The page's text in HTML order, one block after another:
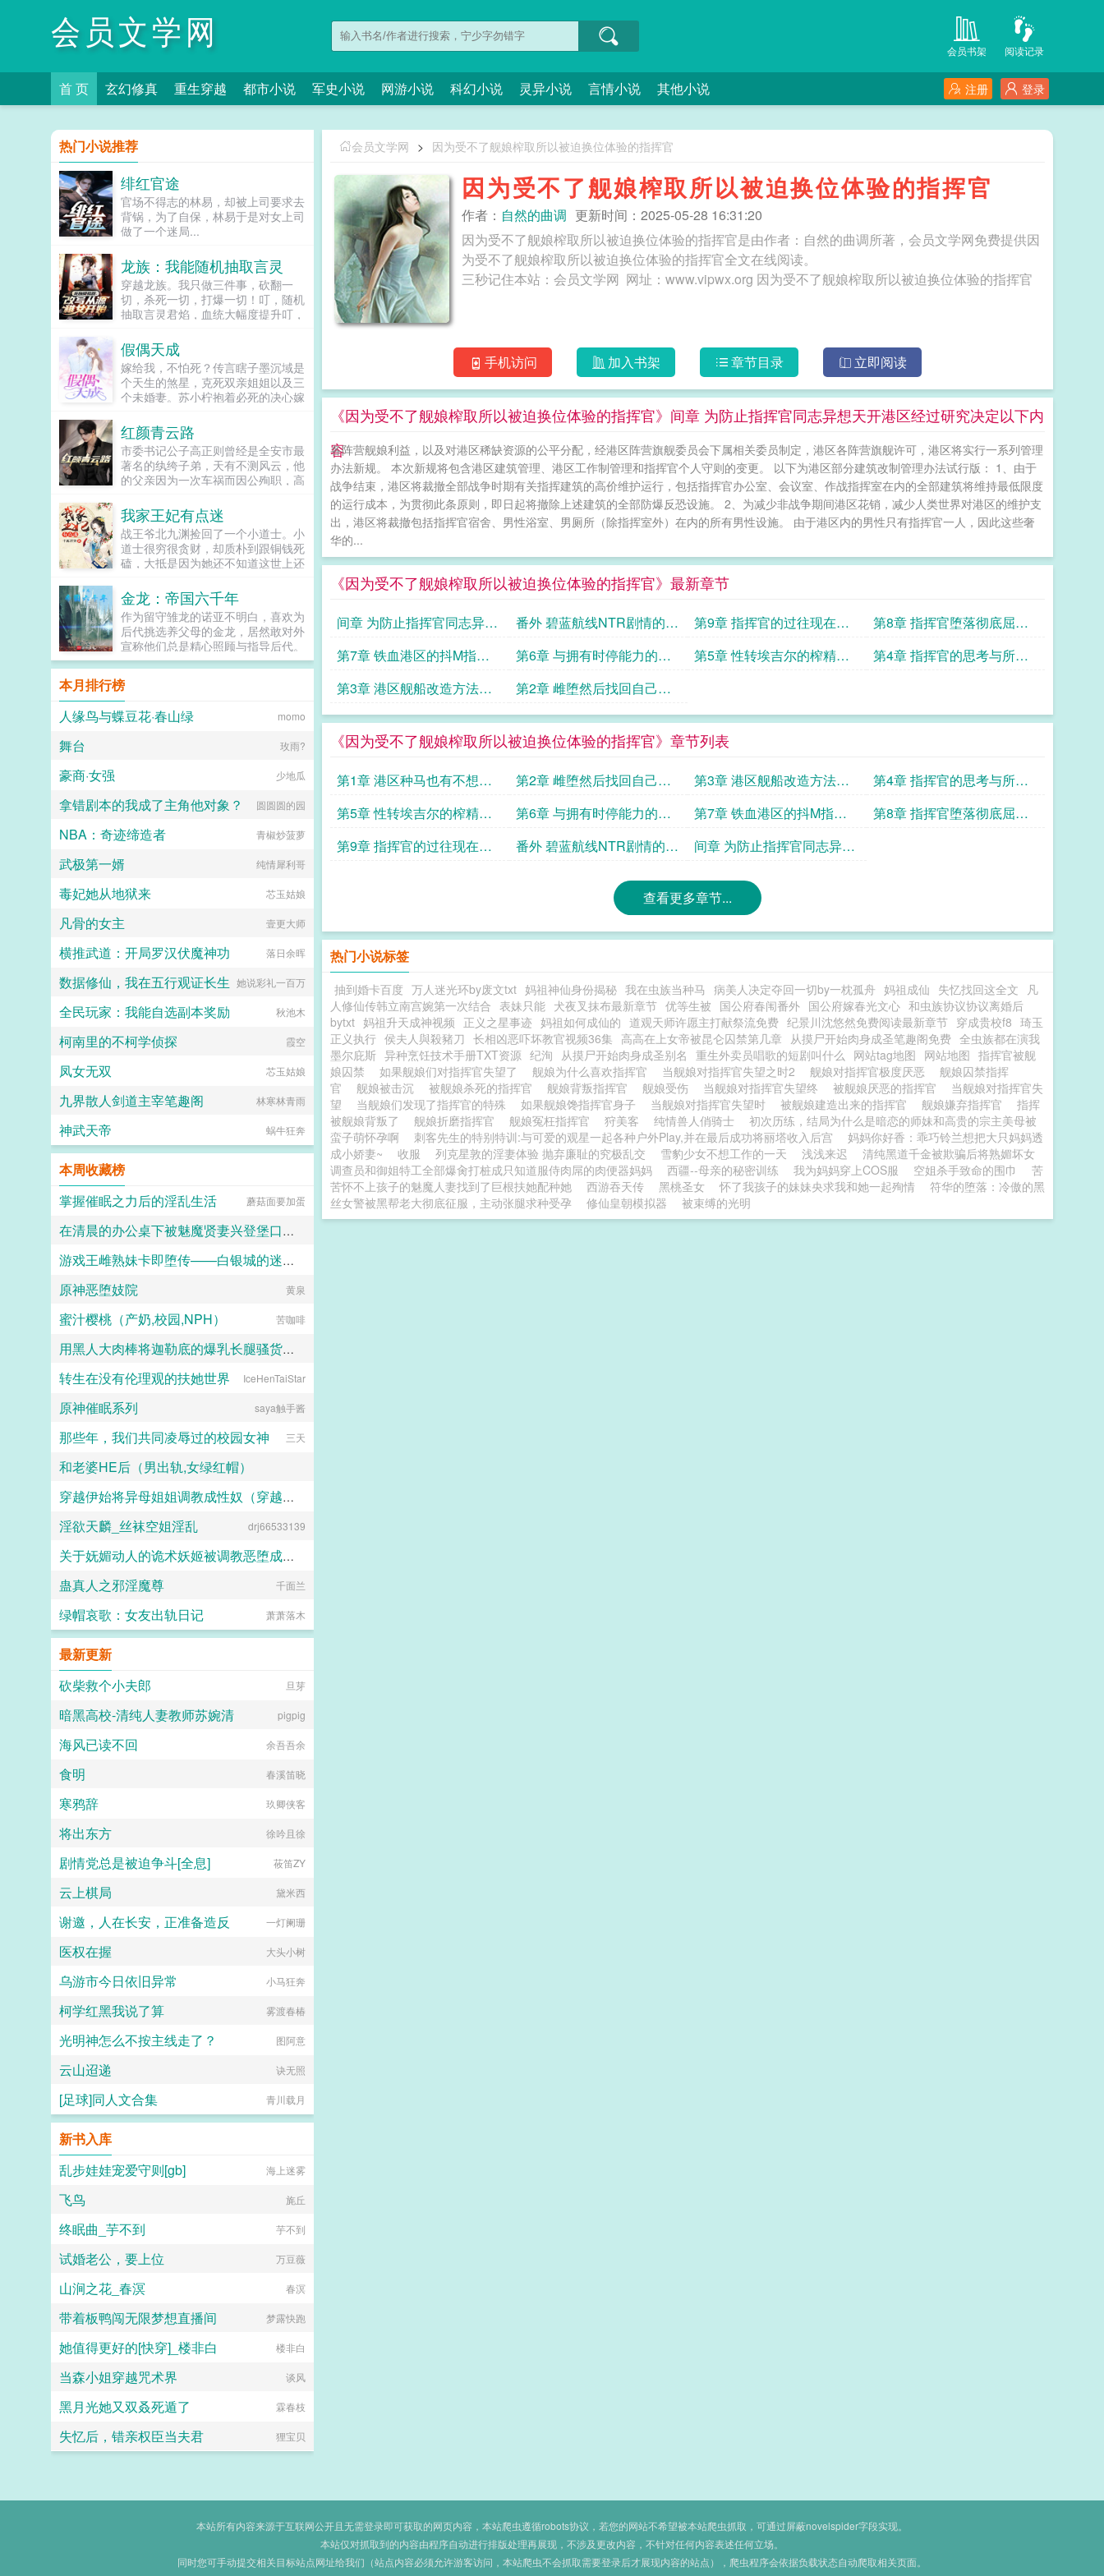
会员文学网 阅读记录
会员书架
首 页 玄幻修真 重生穿越 都市小说 军史小说 网游小说 科幻小说 灵异小说 言情小说 其他小说 登录
注册
会员文学网 > 因为受不了舰娘榨取所以被迫换位体验的指挥官
因为受不了舰娘榨取所以被迫换位体验的指挥官
作者： 自然的曲调 更新时间：2025-05-28 16:31:20
因为受不了舰娘榨取所以被迫换位体验的指挥官是由作者：自然的曲调所著，会员文学网免费提供因
为受不了舰娘榨取所以被迫换位体验的指挥官全文在线阅读。
三秒记住本站：会员文学网 网址：www.vipwx.org 因为受不了舰娘榨取所以被迫换位体验的指挥官
手机访问 加入书架 章节目录 立即阅读
《因为受不了舰娘榨取所以被迫换位体验的指挥官》间章 为防止指挥官同志异想天开港区经过研究决定以下内
容
各阵营舰娘利益，以及对港区稀缺资源的公平分配，经港区阵营旗舰委员会下属相关委员制定，港区各阵营旗舰许可，港区将实行一系列管理
办法新规。 本次新规将包含港区建筑管理、港区工作制管理和指挥官个人守则的变更。 以下为港区部分建筑改制管理办法试行版： 1、由于
战争结束，港区将裁撤全部战争时期有关指挥建筑的高价维护运行，包括指挥官办公室、会议室、作战指挥室在内的全部建筑将维持最低限度
的运行成本，为贯彻此条原则，即日起将撤除上述建筑的全部防爆反恐设施。 2、为减少非战争期间港区花销，减少人类世界对港区的维护支
出，港区将裁撤包括指挥官宿舍、男性浴室、男厕所（除指挥室外）在内的所有男性设施。 由于港区内的男性只有指挥官一人，因此这些奢
华的...
《因为受不了舰娘榨取所以被迫换位体验的指挥官》最新章节
间章 为防止指挥官同志异想
天开港区经过研究决定以下
内容
番外 碧蓝航线NTR剧情的通
用解药
第9章 指挥官的过往现在与
未来
第8章 指挥官堕落彻底屈服
于谜之敌人的指挥官
第7章 铁血港区的抖M指挥
官
第6章 与拥有时停能力的冤
仇的二轮榨精寸止作战
第5章 性转埃吉尔的榨精和
第4章 指挥官的思考与所谓
第3章 港区舰船改造方法大
揭秘
第2章 雌堕然后找回自己的
力量
《因为受不了舰娘榨取所以被迫换位体验的指挥官》章节列表
第1章 港区种马也有不想交
公粮的一天
第2章 雌堕然后找回自己的
力量
第3章 港区舰船改造方法大
揭秘
第4章 指挥官的思考与所谓
的纯爱港区
第5章 性转埃吉尔的榨精和
病娇性转大凤的囚禁性爱
第6章 与拥有时停能力的冤
仇的二轮榨精寸止作战
第7章 铁血港区的抖M指挥
官
第8章 指挥官堕落彻底屈服
第9章 指挥官的过往现在与
番外 碧蓝航线NTR剧情的通
间章 为防止指挥官同志异想
内容
查看更多章节...
热门小说标签
抽到婚卡百度 万人迷光环by废文txt 妈祖神仙身份揭秘 我在虫族当种马 病美人决定夺回一切by一枕孤舟 妈祖成仙 失忆找回这全文
凡
人修仙传韩立南宫婉第一次结合 表妹只能 犬夜叉抹布最新章节 优等生被 国公府春闱番外 国公府嫁春光文心 和虫族协议协议离婚后
bytxt 妈祖升天成神视频 正义之星事迹 妈祖如何成仙的 道观天师许愿主打献祭流免费 纪景川沈悠然免费阅读最新章节 穿成贵校f8 琦玉
正义执行 侯夫人與殺豬刀 长相凶恶吓坏教官视频36集 高高在上女帝被昆仑囚禁第几章 从摸尸开始肉身成圣笔趣阁免费 全虫族都在演我
墨尔庇斯 异种烹饪技术手册TXT资源 纪洵 从摸尸开始肉身成圣别名 重生外卖员唱歌的短剧叫什么 网站tag地图 网站地图 指挥官被舰
娘囚禁
如果舰娘们对指挥官失望了 舰娘为什么喜欢指挥官 当舰娘对指挥官失望之时2 舰娘对指挥官极度厌恶
舰娘囚禁指挥
官
舰娘被击沉 被舰娘杀死的指挥官 舰娘背叛指挥官 舰娘受伤 当舰娘对指挥官失望终 被舰娘厌恶的指挥官
当舰娘对指挥官失
望
当舰娘们发现了指挥官的特殊 如果舰娘馋指挥官身子 当舰娘对指挥官失望时 被舰娘建造出来的指挥官 舰娘嫌弃指挥官
指挥
被舰娘背叛了
舰娘折磨指挥官 舰娘冤枉指挥官 狩美客 纯情兽人俏骑士
初次历练，结局为什么是暗恋的师妹和高贵的宗主美母被
蛮子萌怀孕啊
刺客先生的特别特训:与可爱的观星一起各种户外Play,并在最后成功将丽塔收入后宫
妈妈你好香：乖巧铃兰想把大只妈妈透
成小娇妻~
收服 列克星敦的淫妻体验 抛弃廉耻的究极乱交 雪豹少女不想工作的一天 浅浅来迟
清纯黑道千金被欺骗后将熟媚坏女
调查员和御姐特工全部爆肏打桩成只知道服侍肉屌的肉便器妈妈
西疆--母亲的秘密训练 我为妈妈穿上COS服 空姐杀手致命的围巾
苦
苦怀不上孩子的魅魔人妻找到了巨根扶她配种她
西游吞天传 黑桃圣女 怀了我孩子的妹妹央求我和她一起殉情
符华的堕落：冷傲的黑
丝女警被黑帮老大彻底征服，主动张腿求种受孕
修仙皇朝模拟器 被束缚的光明
热门小说推荐
绯红官途
官场不得志的林易，却被上司要求去
背锅，为了自保，林易于是对女上司
做了一个迷局...
龙族：我能随机抽取言灵
穿越龙族。我只做三件事，砍翻一
切，杀死一切，打爆一切！叮，随机
抽取言灵君焰，血统大幅度提升叮，
叮，随机抽取言灵烛龙，血统大幅度
提升如此直至一日咦，我成白王了？
提问，如何改变龙族悲剧？答握紧手
中的刀，砍翻一切就好了。ps本书又
名开局爆杀赫尔佐格奖励到位，龙王
衣后日常辱弥...
假偶天成
嫁给我，不怕死？传言瞎子墨沉域是
个天生的煞星，克死双亲姐姐以及三
个未婚妻。苏小柠抱着必死的决心嫁
想到，她被他宠上了天。他说，她是
我的女人，只有我可以欺负。他说，
谁敢动我的女人，我让他生不如死。
他还说，我的女人要给我生一堆孩
子。...
红颜青云路
市委书记公子高正则曾经是全安市最
著名的纨绔子弟，天有不测风云，他
的父亲因为一次车祸而因公殉职，高
尽了官场的世态炎凉。高正则发现了
父亲笔记本电脑里的秘密，这些秘密
足以让整个全安官场来一场大地震，
而父亲给他写的一封信里也寄托了父
亲对他的殷殷期望，高正则发誓要在
开父亲车祸之谜。高正则凭借父亲留
下的那些秘密，游戏花丛之中，潇洒
官场之上。看高正则如何实现纨绔逆
袭，走上人生巅峰。...
我家王妃有点迷
战王爷北九渊捡回了一个小道士。小
道士很穷很贪财，却质朴到跟铜钱死
磕，大抵是因为她还不知道这世上还
看她无数次穷得把自己的铜钱剑拆了
补补了拆，三观有点崩。...
金龙：帝国六千年
作为留守雏龙的诺亚不明白，喜欢为
后代挑选养父母的金龙，居然敢对外
宣称他们总是精心照顾与指导后代。
最糟糕的是，他的养父母只是区区伯
爵，奈何作为雏龙，诺亚没得选，只
能整日鼓动大逆言论，望养父早日造
反称王。一代不上道，那就调教下一
代，子子孙孙，终有称王建国之日作
足够的耐心，去调教侍奉他的家族虽
称为弑君者之师，践踏王权之龙，但
他赞为皇龙，圣龙。而数量更为庞大
创者，普照帝国的不朽炽阳，渴望他
本月排行榜
人缘鸟与蝶豆花·春山绿
momo
舞台 玫雨?
豪商·女强 少地瓜
拿错剧本的我成了主角他对象？ 圆圆圆的园
NBA：奇迹缔造者 青椒炒菠萝
武极第一婿 纯情犀利哥
毒妃她从地狱来 芯玉姑娘
凡骨的女主 壹更大师
横推武道：开局罗汉伏魔神功 落日余晖
数据修仙，我在五行观证长生 她说彩礼一百万
全民玩家：我能自选副本奖励 秋池木
柯南里的不柯学侦探 霞空
凤女无双 芯玉姑娘
九界散人剑道主宰笔趣阁 林寒林青雨
神武天帝 蜗牛狂奔
本周收藏榜
掌握催眠之力后的淫乱生活
蘑菇面要加蛋
在清晨的办公桌下被魅魔贤妻兴登堡口交，夜晚在宴会厅角落的鞋交
火锅气候
游戏王雌熟妹卡即堕传——白银城的迷宫主?拉比丽斯篇
丁骨
原神恶堕妓院 黄泉
蜜汁樱桃（产奶,校园,NPH） 苦咖啡
用黑人大肉棒将迦勒底的爆乳长腿骚货英灵一个个的全都调教成发情媚黑母猪贱婊吧
克图格亚改二
转生在没有伦理观的扶她世界 IceHenTaiStar
原神催眠系列 saya触手酱
那些年，我们共同凌辱过的校园女神 三天
和老婆HE后（男出轨,女绿红帽）
一百个小草莓
穿越伊始将异母姐姐调教成性奴（穿越到异世界把高贵强大的女性征服至胯下）
dark
淫欲天麟_丝袜空姐淫乱 drj66533139
关于妩媚动人的诡术妖姬被调教恶堕成媚黑母猪乐芙兰的这档子事
F心R
蛊真人之邪淫魔尊 千面兰
绿帽哀歌：女友出轨日记 萧萧落木
最新更新
砍柴救个小夫郎
旦芽
暗黑高校-清纯人妻教师苏婉清 pigpig
海风已读不回 余吾吾余
食明 春溪笛晓
寒鸦辞 玖卿侠客
将出东方 徐吟且徐
剧情党总是被迫争斗[全息] 莜笛ZY
云上棋局 黛米西
谢邀，人在长安，正准备造反 一灯阑珊
医权在握 大头小树
乌游市今日依旧异常 小马狂奔
柯学红黑我说了算 雾渡春椿
光明神怎么不按主线走了？ 图阿意
云山迢递 诀无照
[足球]同人文合集 青川载月
新书入库
乱步娃娃宠爱守则[gb]
海上迷雾
飞鸟 旄丘
终眠曲_芋不到 芋不到
试婚老公，要上位 万豆薇
山涧之花_春溟 春溟
带着板鸭闯无限梦想直播间 梦露快跑
她值得更好的[快穿]_楼非白 楼非白
当森小姐穿越咒术界 谈风
黑月光她又双叒死遁了 霖春枝
失忆后，错亲权臣当夫君 狸宝贝
本站所有内容来源于互联网公开且无需登录即可获取的网页内容，本站爬虫遵循robots协议，若您的网站不希望被本站爬虫抓取，可通过屏蔽novelspider字段实现。
本站仅对抓取到的内容由程序自动进行排版处理再展现，不涉及更改内容，不针对任何内容表述任何立场。
同时您可手动提交相关目标站点网址给我们（站点内容必须允许游客访问，本站爬虫不会抓取需要登录后才展现内容的站点），爬虫程序会依据负载状态自动爬取相关页面。